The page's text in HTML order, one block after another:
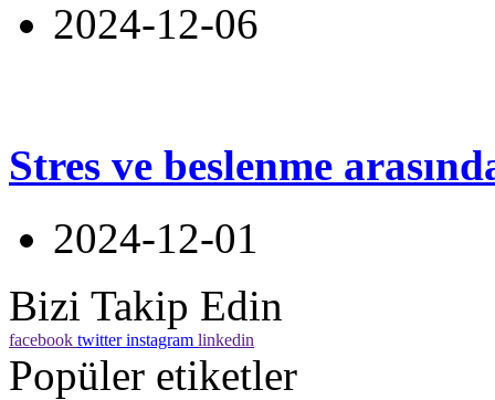
2024-12-06
Stres ve beslenme
2024-12-01
Bizi Takip Edin
facebook twitter instagram linkedin
Popüler etiketler